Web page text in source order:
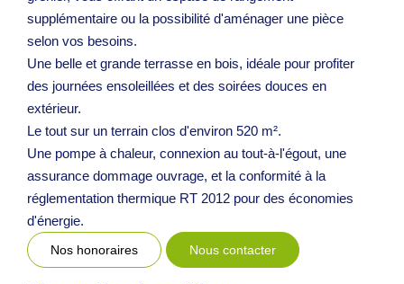
supplémentaire ou la possibilité d'aménager une pièce
selon vos besoins.
Une belle et grande terrasse en bois, idéale pour profiter
des journées ensoleillées et des soirées douces en
extérieur.
Le tout sur un terrain clos d'environ 520 m².
Une pompe à chaleur, connexion au tout-à-l'égout, une
assurance dommage ouvrage, et la conformité à la
réglementation thermique RT 2012 pour des économies
d'énergie.
Nos honoraires Nous contacter